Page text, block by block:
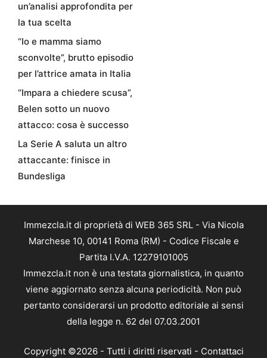
un’analisi approfondita per
la tua scelta
“Io e mamma siamo
sconvolte”, brutto episodio
per l’attrice amata in Italia
“Impara a chiedere scusa”,
Belen sotto un nuovo
attacco: cosa è successo
La Serie A saluta un altro
attaccante: finisce in
Bundesliga
Immezcla.it di proprietà di WEB 365 SRL - Via Nicola
Marchese 10, 00141 Roma (RM) - Codice Fiscale e
Partita I.V.A. 12279101005
Immezcla.it non è una testata giornalistica, in quanto
viene aggiornato senza alcuna periodicità. Non può
pertanto considerarsi un prodotto editoriale ai sensi
della legge n. 62 del 07.03.2001
Copyright ©2026 - Tutti i diritti riservati - Contattaci